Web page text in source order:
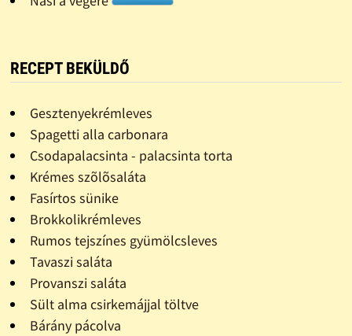
RECEPT BEKÜLDŐ
Gesztenyekrémleves
Spagetti alla carbonara
Csodapalacsinta - palacsinta torta
Krémes szõlõsaláta
Fasírtos sünike
Brokkolikrémleves
Rumos tejszínes gyümölcsleves
Tavaszi saláta
Provanszi saláta
Sült alma csirkemájjal töltve
Bárány pácolva